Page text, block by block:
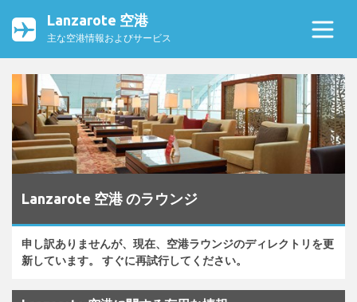
Lanzarote 空港
主な空港情報およびサービス
Lanzarote 空港 のラウンジ
申し訳ありませんが、現在、空港ラウンジのディレクトリを更
新しています。 すぐに再試行してください。